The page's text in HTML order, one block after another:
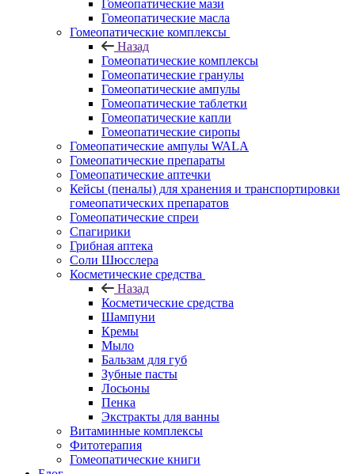
Гомеопатические мази
Гомеопатические масла
Гомеопатические комплексы
Назад
Гомеопатические комплексы
Гомеопатические гранулы
Гомеопатические ампулы
Гомеопатические таблетки
Гомеопатические капли
Гомеопатические сиропы
Гомеопатические ампулы WALA
Гомеопатические препараты
Гомеопатические аптечки
Кейсы (пеналы) для хранения и транспортировки
гомеопатических препаратов
Гомеопатические спреи
Спагирики
Грибная аптека
Соли Шюсслера
Косметические средства
Назад
Косметические средства
Шампуни
Кремы
Мыло
Бальзам для губ
Зубные пасты
Лосьоны
Пенка
Экстракты для ванны
Витаминные комплексы
Фитотерапия
Гомеопатические книги